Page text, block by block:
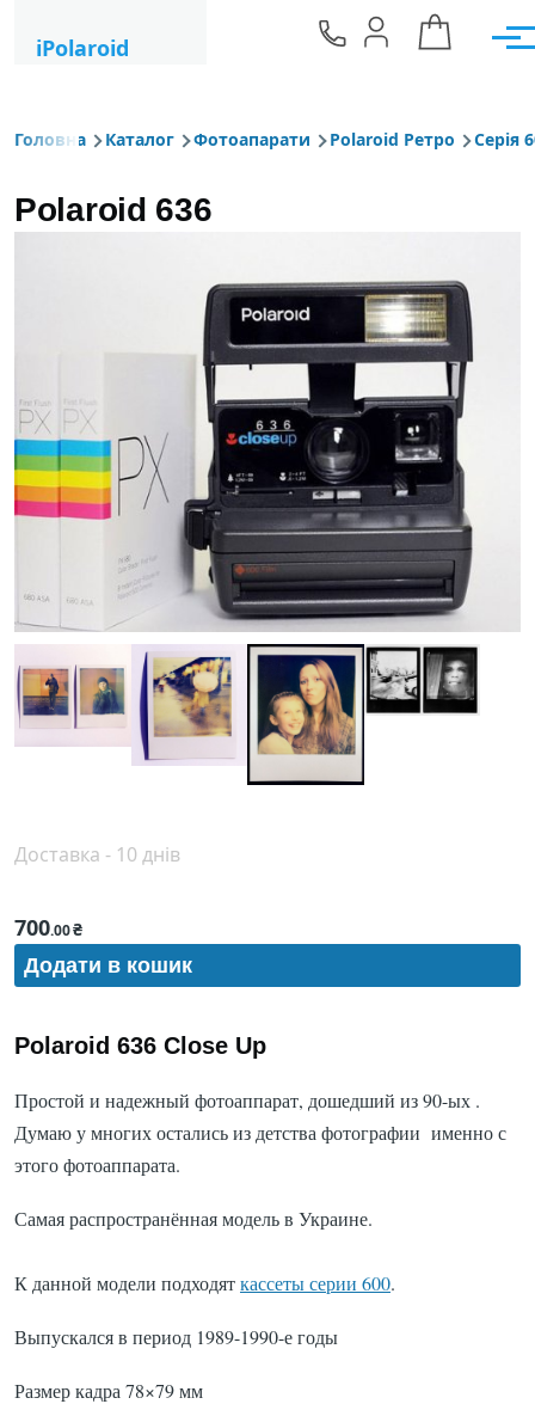
iPolaroid
Рядок навіґації
Головна Каталог Фотоапарати Polaroid Ретро Серія
Polaroid 636
Доставка - 10 днів
700.00₴
Polaroid 636 Close Up
Простой и надежный фотоаппарат, дошедший из 90-ых .
Думаю у многих остались из детства фотографии именно с
этого фотоаппарата.
Самая распространённая модель в Украине.
К данной модели подходяткассеты серии 600.
Выпускался в период 1989-1990-е годы
Размер кадра 78×79 мм